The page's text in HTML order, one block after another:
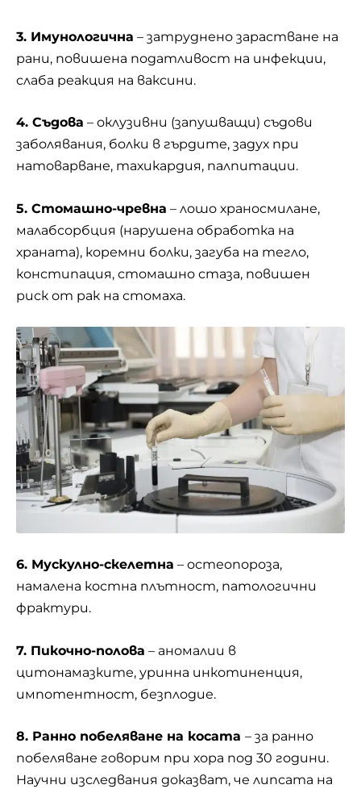
3. Имунологична – затруднено зарастване на
рани, повишена податливост на инфекции,
слаба реакция на ваксини.
4. Съдова – оклузивни (запушващи) съдови
заболявания, болки в гърдите, задух при
натоварване, тахикардия, палпитации.
5. Стомашно-чревна – лошо храносмилане,
малабсорбция (нарушена обработка на
храната), коремни болки, загуба на тегло,
констипация, стомашно стаза, повишен
риск от рак на стомаха.
6. Мускулно-скелетна – остеопороза,
намалена костна плътност, патологични
фрактури.
7. Пикочно-полова – аномалии в
цитонамазките, уринна инкотиненция,
импотентност, безплодие.
8. Ранно побеляване на косата – за ранно
побеляване говорим при хора под 30 години.
Научни изследвания доказват, че липсата на